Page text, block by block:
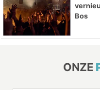
Bos
ONZE